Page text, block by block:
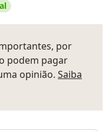
por
podem pagar
opinião. Saiba